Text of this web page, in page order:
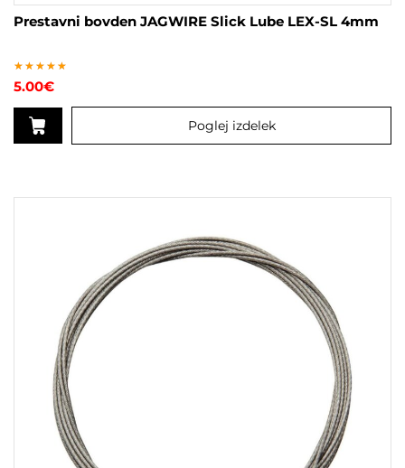
Prestavni bovden JAGWIRE Slick Lube LEX-SL 4mm
Ocenjeno
5
5.00€
Poglej izdelek